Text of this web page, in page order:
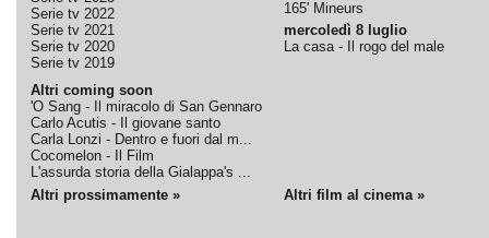
Serie tv 2022
Serie tv 2021
Serie tv 2020
Serie tv 2019
Altri coming soon
'O Sang - Il miracolo di San Gennaro
Carlo Acutis - Il giovane santo
Carla Lonzi - Dentro e fuori dal m...
Cocomelon - Il Film
L'assurda storia della Gialappa's ...
165' Mineurs
mercoledì 8 luglio
La casa - Il rogo del male
Altri prossimamente » Altri film al cinema »